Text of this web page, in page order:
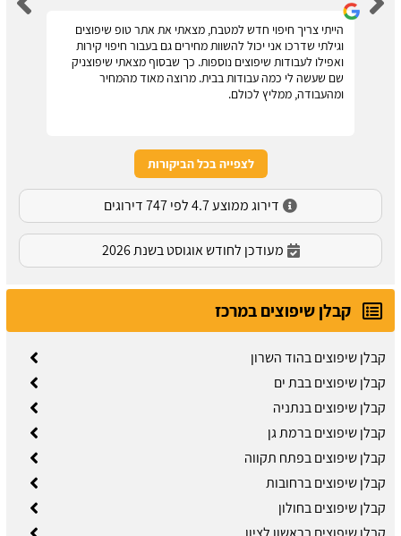
הייתי צריך חיפוי חדש למטבח, מצאתי את אתר טופ שיפוצים
וגילתי שדרכו אני יכול להשוות מחירים גם בעבור חיפוי קירות
ואפילו לעבודות שיפוצים נוספות. כך שבסוף מצאתי שיפוצניק
שם שעשה לי כמה עבודות בבית. מרוצה מאוד מהמחיר
ומהעבודה, ממליץ לכולם.
לצפייה בכל הביקורות
דירוג ממוצע 4.7 לפי 747 דירוגים
מעודכן לחודש אוגוסט בשנת 2026
קבלן שיפוצים במרכז
קבלן שיפוצים בהוד השרון
קבלן שיפוצים בבת ים
קבלן שיפוצים בנתניה
קבלן שיפוצים ברמת גן
קבלן שיפוצים בפתח תקווה
קבלן שיפוצים ברחובות
קבלן שיפוצים בחולון